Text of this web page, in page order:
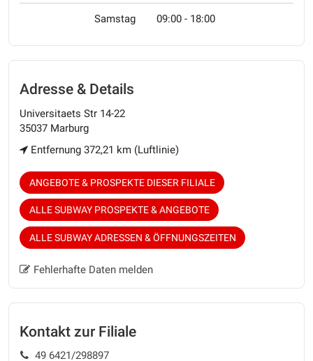
Samstag 09:00 - 18:00
Adresse & Details
Universitaets Str 14-22
35037 Marburg
Entfernung 372,21 km (Luftlinie)
ANGEBOTE & PROSPEKTE DIESER FILIALE
ALLE SUBWAY PROSPEKTE & ANGEBOTE
ALLE SUBWAY ADRESSEN & ÖFFNUNGSZEITEN
Fehlerhafte Daten melden
Kontakt zur Filiale
49 6421/298897